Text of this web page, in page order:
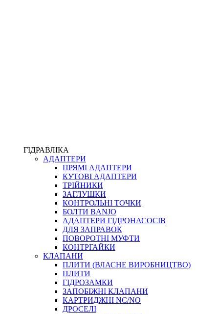
ФІТИНГИ ДІАГНОСТИЧНІ
АКСЕСУАРИ
ТРУБКИ ТА КОМПЛЕКТУЮЧІ
ФІТИНГИ ГІДРАВЛІЧНІ
ФІТИНГИ КОНДИЦІОНЕРНІ
ЗАХИСТ РУКАВІВ
ФІТИНГИ KARCHER
ФІТИНГИ НА ПІДЙОМ КАБІНИ
КОНЕКТОРИ
ХОМУТИ
ГІДРАВЛІКА
АДАПТЕРИ
ПРЯМІ АДАПТЕРИ
КУТОВІ АДАПТЕРИ
ТРІЙНИКИ
ЗАГЛУШКИ
КОНТРОЛЬНІ ТОЧКИ
БОЛТИ BANJO
АДАПТЕРИ ГІДРОНАСОСІВ
ДЛЯ ЗАПРАВОК
ПОВОРОТНІ МУФТИ
КОНТРГАЙКИ
КЛАПАНИ
ПЛИТИ (ВЛАСНЕ ВИРОБНИЦТВО)
ПЛИТИ
ГІДРОЗАМКИ
ЗАПОБІЖНІ КЛАПАНИ
КАРТРИДЖНІ NC/NO
ДРОСЕЛІ